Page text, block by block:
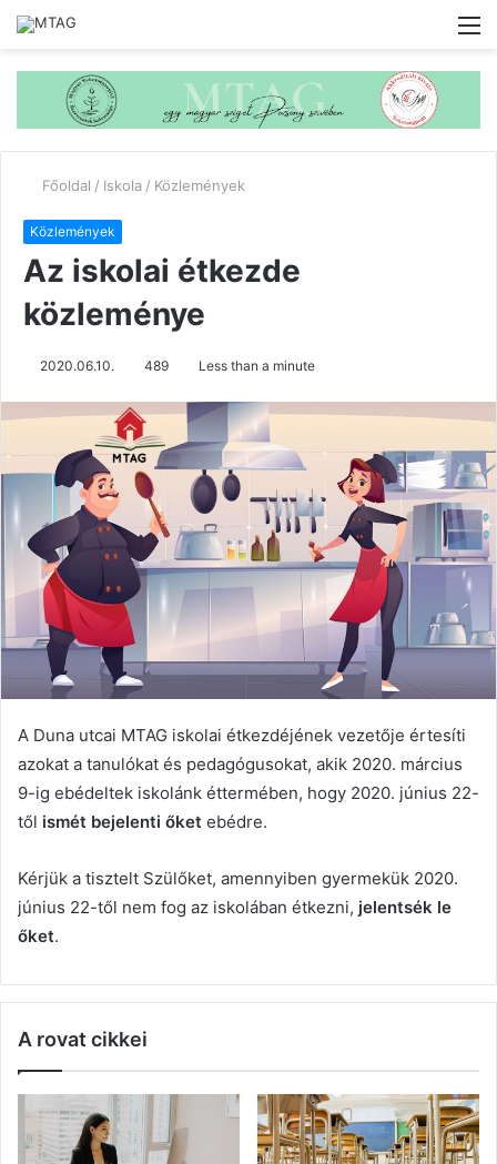
Főoldal / Iskola / Közlemények
Közlemények
Az iskolai étkezde
közleménye
2020.06.10. 489 Less than a minute
A Duna utcai MTAG iskolai étkezdéjének vezetője értesíti
azokat a tanulókat és pedagógusokat, akik 2020. március
9-ig ebédeltek iskolánk éttermében, hogy 2020. június 22-
től ismét bejelenti őket ebédre.
Kérjük a tisztelt Szülőket, amennyiben gyermekük 2020.
június 22-től nem fog az iskolában étkezni, jelentsék le
őket.
A rovat cikkei